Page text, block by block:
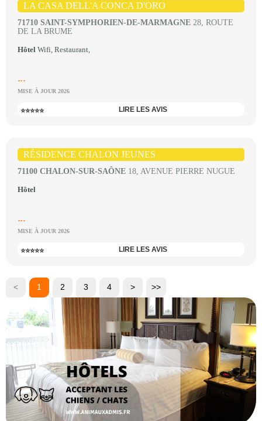
LA CASA DELL'A CONCA D'ORO
71710 SAINT-SYMPHORIEN-DE-MARMAGNE 28, ROUTE
DE LA BRUME
Hôtel Wifi, Restaurant,
...
MISE À JOUR 2026
⭐⭐⭐⭐⭐ LIRE LES AVIS
RÉSIDENCE CHALON JEUNES
71100 CHALON-SUR-SAÔNE 18, AVENUE PIERRE NUGUE
Hôtel
...
MISE À JOUR 2026
⭐⭐⭐⭐⭐ LIRE LES AVIS
< 1 2 3 4 > >>